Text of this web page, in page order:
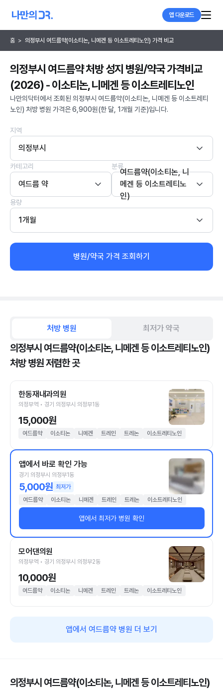
앱 다운로드
홈 > 의정부시 여드름약(이소티논, 니메겐 등 이소트레티노인) 가격 비교
의정부시 여드름약 처방 성지 병원/약국 가격비교
(2026) - 이소티논, 니메겐 등 이소트레티노인
나만의닥터에서 조회된 의정부시 여드름약(이소티논, 니메겐 등 이소트레티
노인) 처방 병원 가격은 6,900원(한 달, 1개월 기준)입니다.
지역
의정부시
카테고리
여드름 약
분류
여드름약(이소티논, 니
메겐 등 이소트레티노
인)
용량
1개월
병원/약국 가격 조회하기
처방 병원 최저가 약국
의정부시 여드름약(이소티논, 니메겐 등 이소트레티노인)
처방 병원 저렴한 곳
한동재내과의원
의정부역 • 경기 의정부시 의정부1동
15,000원
여드름약 이소티논 니메겐 트레인 트레논 이소트레티노인
앱에서 바로 확인 가능
경기 의정부시 의정부1동
5,000원 최저가
여드름약
이소티논 니메겐 트레인 트레논 이소트레티노인
앱에서 최저가 병원 확인
모어댄의원
의정부역 • 경기 의정부시 의정부2동
10,000원
여드름약 이소티논 니메겐 트레인 트레논 이소트레티노인
앱에서 여드름약 병원 더 보기
의정부시 여드름약(이소티논, 니메겐 등 이소트레티노인)